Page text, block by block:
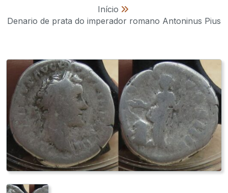
Início »
Denario de prata do imperador romano Antoninus Pius